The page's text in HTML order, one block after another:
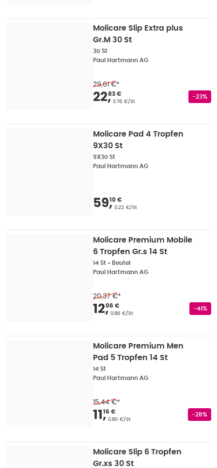
Molicare Slip Extra plus
Gr.M 30 St
30 St
Paul Hartmann AG
29,61 €*
Verkaufspreis
22,
83 €
Grundpreis
0.76 €/St
-23%
Molicare Pad 4 Tropfen
9X30 St
9X30 St
Paul Hartmann AG
Verkaufspreis
59,
10 €
Grundpreis
0.22 €/St
Molicare Premium Mobile
6 Tropfen Gr.s 14 St
14 St • Beutel
Paul Hartmann AG
20,37 €*
Verkaufspreis
12,
06 €
Grundpreis
0.86 €/St
-41%
Molicare Premium Men
Pad 5 Tropfen 14 St
14 St
Paul Hartmann AG
15,44 €*
Verkaufspreis 11,16
11,
16 €
Grundpreis
0.80 €/St
-28%
Molicare Slip 6 Tropfen
Gr.xs 30 St